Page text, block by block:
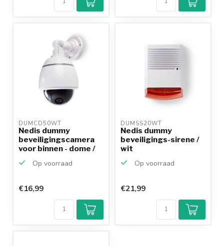
DUMCD50WT
Nedis dummy
beveiligingscamera
voor binnen - dome /
Op voorraad
€16,99
DUMSS20WT
Nedis dummy
beveiligings-sirene /
wit
Op voorraad
€21,99